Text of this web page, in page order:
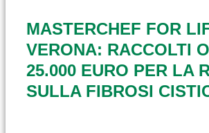
MASTERCHEF FOR
VERONA: RACCOLTI
25.000 EURO PER LA
SULLA FIBROSI